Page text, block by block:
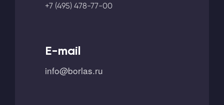
+7 (495) 478-77-00
E-mail
info@borlas.ru